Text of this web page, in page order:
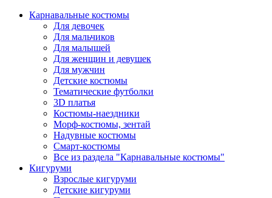
Карнавальные костюмы
Для девочек
Для мальчиков
Для малышей
Для женщин и девушек
Для мужчин
Детские костюмы
Тематические футболки
3D платья
Костюмы-наездники
Морф-костюмы, зентай
Надувные костюмы
Смарт-костюмы
Все из раздела "Карнавальные костюмы"
Кигуруми
Взрослые кигуруми
Детские кигуруми